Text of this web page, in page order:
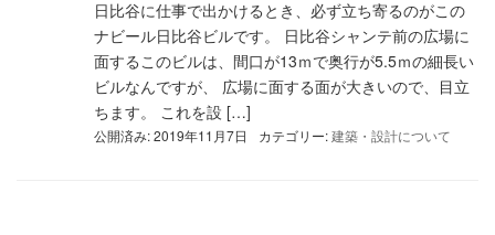
日比谷に仕事で出かけるとき、必ず立ち寄るのがこの
ナビール日比谷ビルです。 日比谷シャンテ前の広場に
面するこのビルは、間口が13ｍで奥行が5.5ｍの細長い
ビルなんですが、 広場に面する面が大きいので、目立
ちます。 これを設 […]
公開済み: 2019年11月7日 カテゴリー:建築・設計について